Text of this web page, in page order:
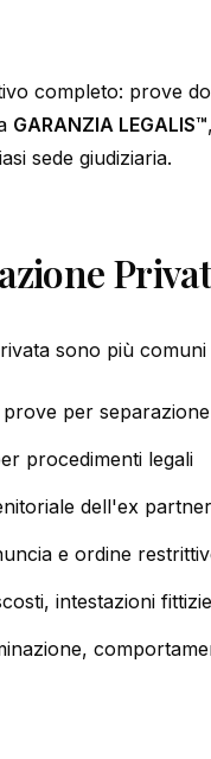
completo: prove
GARANZIA LEGALIS™
sede giudiziaria.
sono più comuni
per
procedimenti legali
dell'ex partner
e ordine
intestazioni fittizie